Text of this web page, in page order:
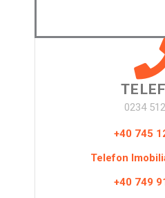
0234
+40 745
Telefon
+40 749